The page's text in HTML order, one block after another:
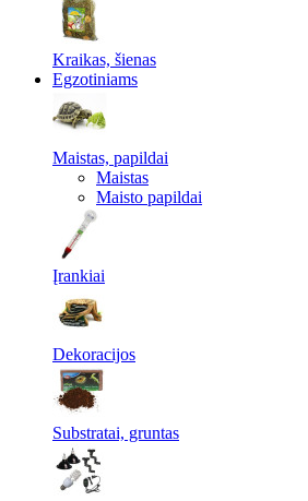
Kraikas, šienas
Egzotiniams
Maistas, papildai
Maistas
Maisto papildai
Įrankiai
Dekoracijos
Substratai, gruntas